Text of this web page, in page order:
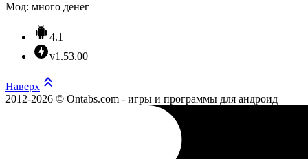
Мод: много денег
4.1
v1.53.00
Наверх
2012-2026 © Ontabs.com - игры и программы для андроид